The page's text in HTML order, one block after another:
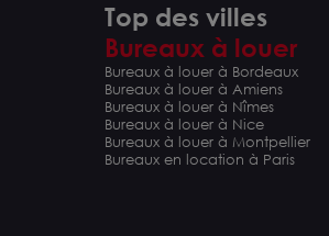
Bureaux à louer à Bordeaux
Top des villes
Bureaux à louer
Bureaux à louer à Bordeaux
Bureaux à louer à Amiens
Bureaux à louer à Nîmes
Bureaux à louer à Nice
Bureaux à louer à Montpellier
Bureaux en location à Paris